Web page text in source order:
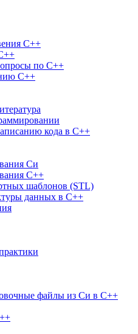
C++
по С++
C++
кода в C++
Си
С++
шаблонов (STL)
данных в С++
файлы из Си в С++